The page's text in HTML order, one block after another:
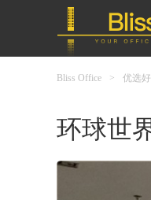
Bliss Office > 优选
环球世